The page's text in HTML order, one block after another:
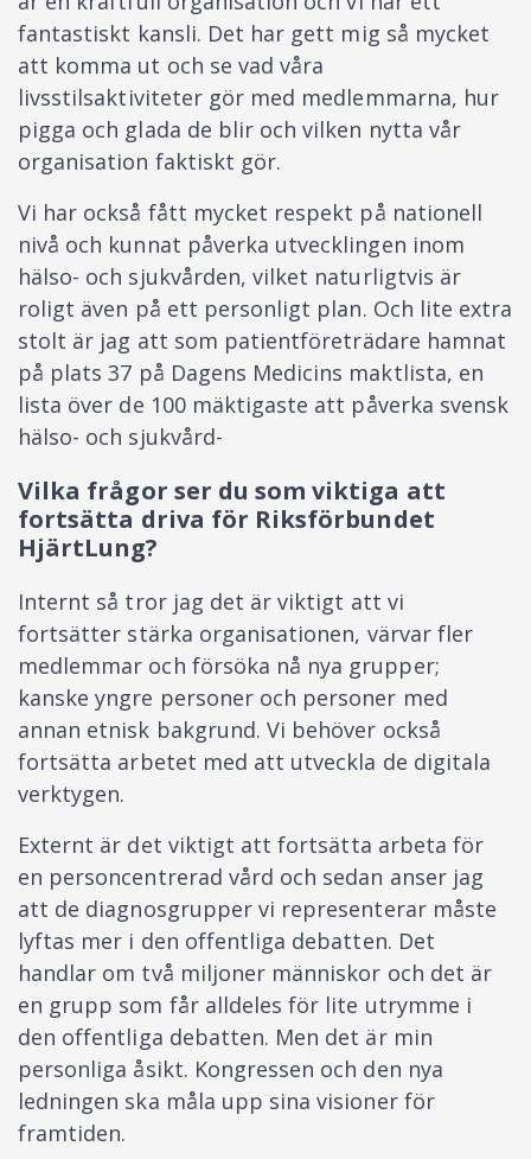
fantastiskt kansli. Det har gett mig så mycket
att komma ut och se vad våra
livsstilsaktiviteter gör med medlemmarna, hur
pigga och glada de blir och vilken nytta vår
organisation faktiskt gör.
Vi har också fått mycket respekt på nationell
nivå och kunnat påverka utvecklingen inom
hälso- och sjukvården, vilket naturligtvis är
roligt även på ett personligt plan. Och lite extra
stolt är jag att som patientföreträdare hamnat
på plats 37 på Dagens Medicins maktlista, en
lista över de 100 mäktigaste att påverka svensk
hälso- och sjukvård-
Vilka frågor ser du som viktiga att
fortsätta driva för Riksförbundet
HjärtLung?
Internt så tror jag det är viktigt att vi
fortsätter stärka organisationen, värvar fler
medlemmar och försöka nå nya grupper;
kanske yngre personer och personer med
annan etnisk bakgrund. Vi behöver också
fortsätta arbetet med att utveckla de digitala
verktygen.
Externt är det viktigt att fortsätta arbeta för
en personcentrerad vård och sedan anser jag
att de diagnosgrupper vi representerar måste
lyftas mer i den offentliga debatten. Det
handlar om två miljoner människor och det är
en grupp som får alldeles för lite utrymme i
den offentliga debatten. Men det är min
personliga åsikt. Kongressen och den nya
ledningen ska måla upp sina visioner för
framtiden.